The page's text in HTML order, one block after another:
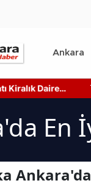
Ankara
Daire
En